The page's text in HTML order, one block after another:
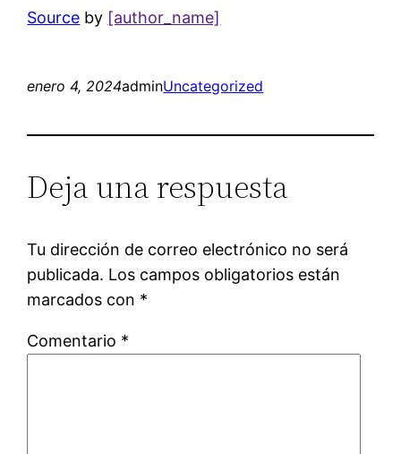
Source by [author_name]
enero 4, 2024adminUncategorized
Deja una respuesta
Tu dirección de correo electrónico no será
publicada. Los campos obligatorios están
marcados con *
Comentario *